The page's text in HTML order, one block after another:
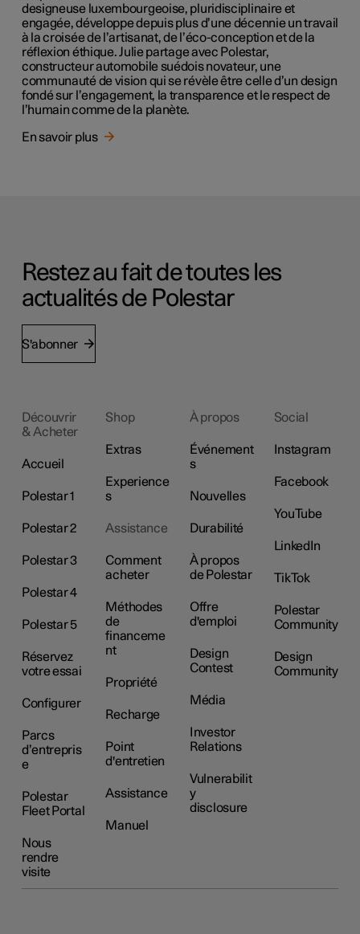
designeuse luxembourgeoise, pluridisciplinaire et
engagée, développe depuis plus d’une décennie un travail
à la croisée de l’artisanat, de l’éco-conception et de la
réflexion éthique. Julie partage avec Polestar,
constructeur automobile suédois novateur, une
communauté de vision qui se révèle être celle d’un design
fondé sur l’engagement, la transparence et le respect de
l’humain comme de la planète.
En savoir plus
Restez au fait de toutes les
actualités de Polestar
S'abonner
Découvrir
& Acheter
Accueil
Polestar 1
Polestar 2
Polestar 3
Polestar 4
Polestar 5
Réservez
votre essai
Configurer
Parcs
d’entrepris
e
Polestar
Fleet Portal
Nous
rendre
visite
Shop
Extras
Experience
s
Assistance
Comment
acheter
Méthodes
de
financeme
nt
Propriété
Recharge
Point
d'entretien
Assistance
Manuel
À propos
Événement
s
Nouvelles
Durabilité
À propos
de Polestar
Offre
d'emploi
Design
Contest
Média
Investor
Relations
Vulnerabilit
y
disclosure
Social
Instagram
Facebook
YouTube
LinkedIn
TikTok
Polestar
Community
Design
Community